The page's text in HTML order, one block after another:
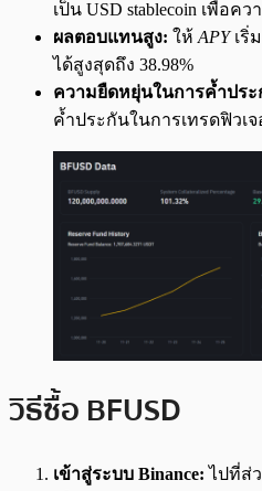
เป็น USD stablecoin เพื่อ
ผลตอบแทนสูง: ให้ APYเริ่
ได้สูงสุดถึง 38.98%
ความยืดหยุ่นในการค้ำประ
ค้ำประกันในการเทรดฟิวเ
วิธีซื้อ BFUSD
เข้าสู่ระบบ Binance: ไปที่ส่